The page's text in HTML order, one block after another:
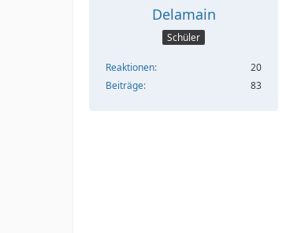
Delamain
Schüler
Reaktionen
20
Beiträge
83